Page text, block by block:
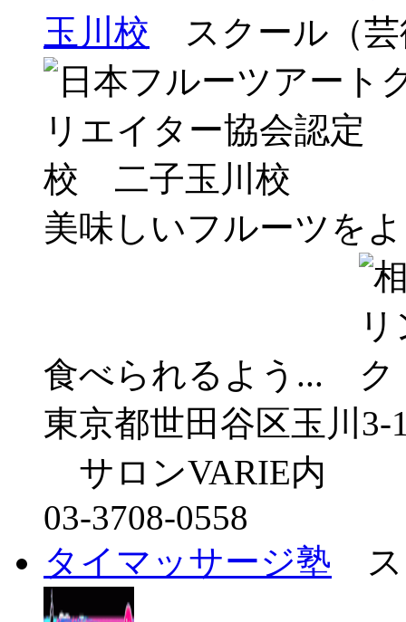
玉川校 スクール（芸
美味しいフルーツを
食べられるよう...
東京都世田谷区玉川
サロンVARIE内
03-3708-0558
タイマッサージ塾 ス